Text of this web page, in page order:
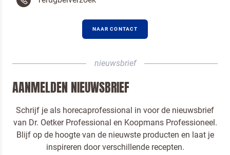
NAAR CONTACT
nieuwsbrief
AANMELDEN NIEUWSBRIEF
Schrijf je als horecaprofessional in voor de nieuwsbrief
van Dr. Oetker Professional en Koopmans Professioneel.
Blijf op de hoogte van de nieuwste producten en laat je
inspireren door verschillende recepten.